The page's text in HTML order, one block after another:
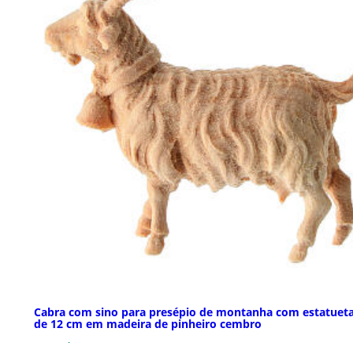
Cabra com sino para presépio de montanha com
de 12 cm em madeira de pinheiro cembro